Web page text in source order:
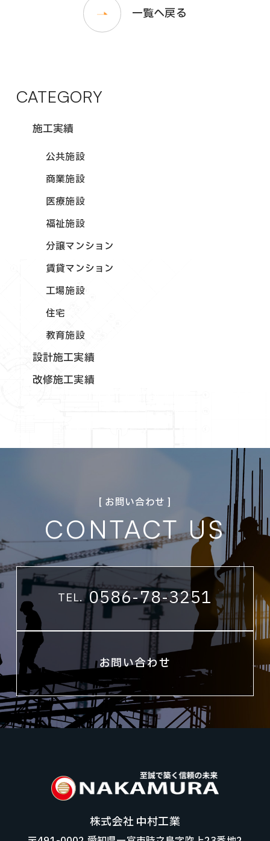
一覧へ戻る
CATEGORY
施工実績
公共施設
商業施設
医療施設
福祉施設
分譲マンション
賃貸マンション
工場施設
住宅
教育施設
設計施工実績
改修施工実績
[ お問い合わせ ]
CONTACT US
TEL. 0586-78-3251
お問い合わせ
株式会社 中村工業